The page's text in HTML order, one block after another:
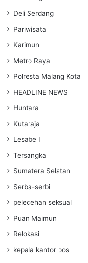
Deli Serdang
Pariwisata
Karimun
Metro Raya
Polresta Malang Kota
HEADLINE NEWS
Huntara
Kutaraja
Lesabe I
Tersangka
Sumatera Selatan
Serba-serbi
pelecehan seksual
Puan Maimun
Relokasi
kepala kantor pos